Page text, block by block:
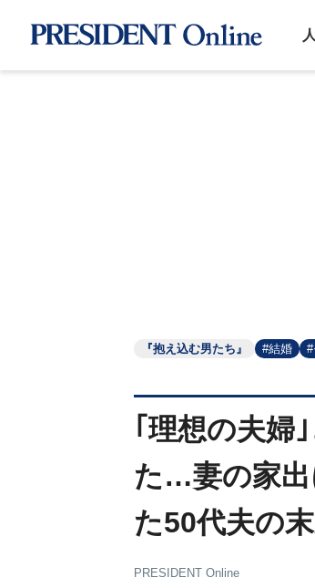
『抱え込む男たち』 #結婚
｢理想の夫婦
た…妻の家出
た50代夫の
PRESIDENT Online